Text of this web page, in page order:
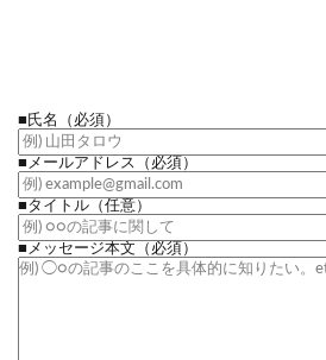
■氏名 （必須）
■メールアドレス （必須）
■タイトル （任意）
■メッセージ本文 （必須）